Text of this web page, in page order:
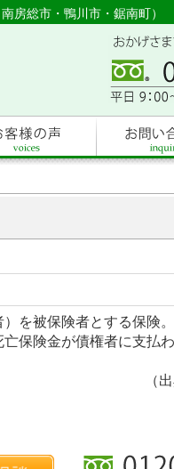
房総市・鴨川市・鋸南町）
を被保険者とする保険
保険金が債権者に支払
（